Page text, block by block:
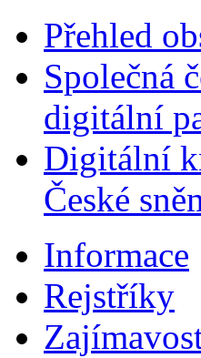
Přehled
Společná
digitální
Digitální
České
Informace
Rejstříky